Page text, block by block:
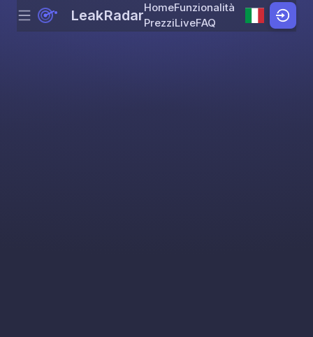
Skip to content
Menu LeakRadarHomeFunzionalità
PrezziLiveFAQ